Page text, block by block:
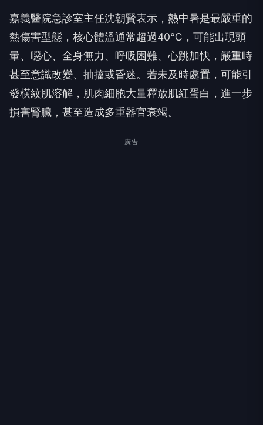
嘉義醫院急診室主任沈朝賢表示，熱中暑是最嚴重的
熱傷害型態，核心體溫通常超過40℃，可能出現頭
暈、噁心、全身無力、呼吸困難、心跳加快，嚴重時
甚至意識改變、抽搐或昏迷。若未及時處置，可能引
發橫紋肌溶解，肌肉細胞大量釋放肌紅蛋白，進一步
損害腎臟，甚至造成多重器官衰竭。
廣告